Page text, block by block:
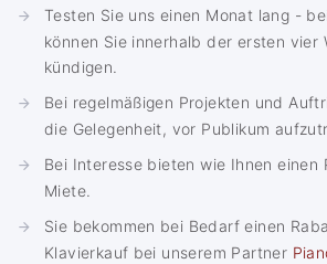
Testen Sie uns einen Monat lang -
können Sie innerhalb der ersten vier
kündigen.
Bei regelmäßigen Projekten und
die Gelegenheit, vor Publikum
Bei Interesse bieten wie Ihnen einen
Miete.
Sie bekommen bei Bedarf einen
Klavierkauf bei unserem Partner